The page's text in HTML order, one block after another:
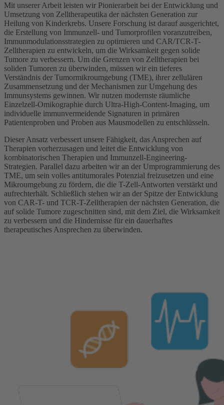
Mit unserer Arbeit leisten wir Pionierarbeit bei der Entwicklung und
Umsetzung von Zelltherapeutika der nächsten Generation zur
Heilung von Kinderkrebs. Unsere Forschung ist darauf ausgerichtet,
die Erstellung von Immunzell- und Tumorprofilen voranzutreiben,
Immunmodulationsstrategien zu optimieren und CAR/TCR-T-
Zelltherapien zu entwickeln, um die Wirksamkeit gegen solide
Tumore zu verbessern. Um die Grenzen von Zelltherapien bei
soliden Tumoren zu überwinden, müssen wir ein tieferes
Verständnis der Tumormikroumgebung (TME), ihrer zellulären
Zusammensetzung und der Mechanismen zur Umgehung des
Immunsystems gewinnen. Wir nutzen modernste räumliche
Einzelzell-Omikographie durch Ultra-High-Content-Imaging, um
individuelle immunvermeidende Signaturen in primären
Patientenproben und Proben aus Mausmodellen zu entschlüsseln.
Dieser Ansatz verbessert unsere Fähigkeit, das Ansprechen auf
Therapien vorherzusagen und leitet die Entwicklung von
kombinatorischen Therapien und Immunzell-Engineering-
Strategien. Parallel dazu arbeiten wir an der Umprogrammierung des
TME, um sein volles antitumorales Potenzial freizusetzen und eine
Mikroumgebung zu fördern, die die T-Zell-Antworten verstärkt und
aufrechterhält. Schließlich stehen wir an der Spitze der Entwicklung
von CAR-T- und TCR-T-Zelltherapien der nächsten Generation, die
auf solide Tumore zugeschnitten sind, mit dem Ziel, die Wirksamkeit
zu verbessern und die Hindernisse für ein dauerhaftes
therapeutisches Ansprechen zu überwinden.